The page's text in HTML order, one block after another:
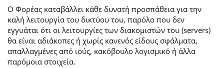
Ο Φορέας καταβάλλει κάθε δυνατή προσπάθεια για την
καλή λειτουργία του δικτύου του, παρόλο που δεν
εγγυάται ότι οι λειτουργίες των διακομιστών του (servers)
θα είναι αδιάκοπες ή χωρίς κανενός είδους σφάλματα,
απαλλαγμένες από ιούς, κακόβουλο λογισμικό ή άλλα
παρόμοια στοιχεία.